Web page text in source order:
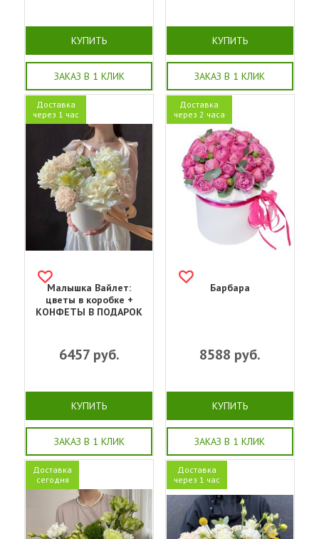
КУПИТЬ
ЗАКАЗ В 1 КЛИК
КУПИТЬ
ЗАКАЗ В 1 КЛИК
Доставка
через 1 час
Малышка Вайлет:
цветы в коробке +
КОНФЕТЫ В ПОДАРОК
6457руб.
КУПИТЬ
ЗАКАЗ В 1 КЛИК
Доставка
через 2 часа
Барбара
8588 руб.
КУПИТЬ
ЗАКАЗ В 1 КЛИК
Доставка
сегодня
Доставка
через 1 час